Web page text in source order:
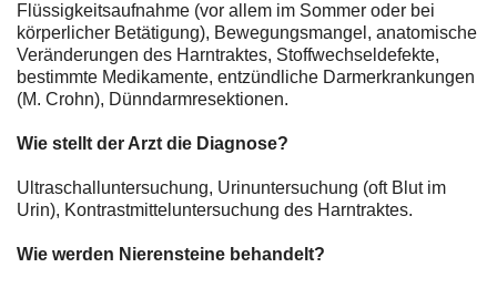
Flüssigkeitsaufnahme (vor allem im Sommer oder bei
körperlicher Betätigung), Bewegungsmangel, anatomische
Veränderungen des Harntraktes, Stoffwechseldefekte,
bestimmte Medikamente, entzündliche Darmerkrankungen
(M. Crohn), Dünndarmresektionen.
Wie stellt der Arzt die Diagnose?
Ultraschalluntersuchung, Urinuntersuchung (oft Blut im
Urin), Kontrastmitteluntersuchung des Harntraktes.
Wie werden Nierensteine behandelt?